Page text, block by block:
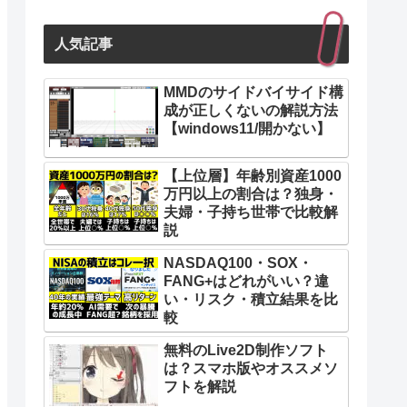
人気記事
MMDのサイドバイサイド構
成が正しくないの解説方法
【windows11/開かない】
【上位層】年齢別資産1000
万円以上の割合は？独身・
夫婦・子持ち世帯で比較解
説
NASDAQ100・SOX・
FANG+はどれがいい？違
い・リスク・積立結果を比
較
無料のLive2D制作ソフト
は？スマホ版やオススメソ
フトを解説